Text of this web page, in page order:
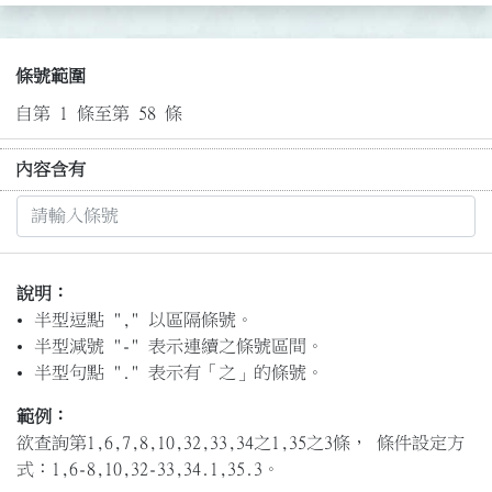
條號範圍
自第 1 條至第 58 條
內容含有
說明：
半型逗點 "," 以區隔條號。
半型減號 "-" 表示連續之條號區間。
半型句點 "." 表示有「之」的條號。
範例：
欲查詢第1,6,7,8,10,32,33,34之1,35之3條， 條件設定方
式：1,6-8,10,32-33,34.1,35.3。